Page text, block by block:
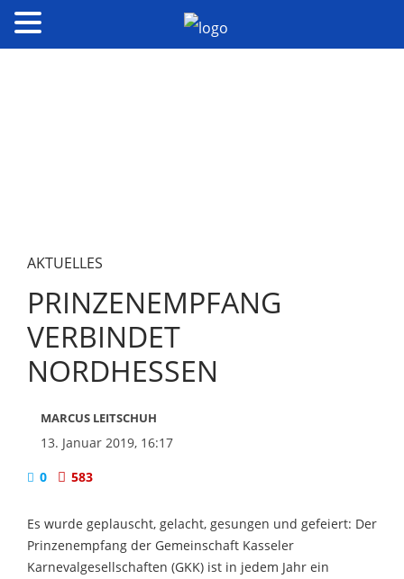
AKTUELLES
PRINZENEMPFANG
VERBINDET
NORDHESSEN
MARCUS LEITSCHUH
13. Januar 2019, 16:17
0
583
Es wurde geplauscht, gelacht, gesungen und gefeiert: Der
Prinzenempfang der Gemeinschaft Kasseler
Karnevalgesellschaften (GKK) ist in jedem Jahr ein